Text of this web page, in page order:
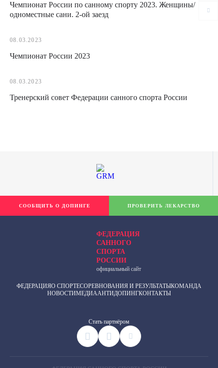
Чемпионат России по санному спорту 2023. Женщины/
одноместные сани. 2-ой заезд
08.03.2023
Чемпионат России 2023
08.03.2023
Тренерский совет Федерации санного спорта России
ФЕДЕРАЦИЯ
САННОГО
СПОРТА
РОССИИ
официальный сайт
ФЕДЕРАЦИЯО СПОРТЕСОРЕВНОВАНИЯ И РЕЗУЛЬТАТЫКОМАНДА
НОВОСТИМЕДИААНТИДОПИНГКОНТАКТЫ
Cтать партнёром
СООБЩИТЬ О ДОПИНГЕ ПРОВЕРИТЬ ЛЕКАРСТВО